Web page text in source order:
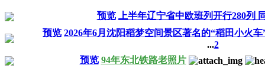
预览
上半年辽宁省中欧班列开行280列
预览 2026年6月沈阳稻梦空间景区著名的“稻田小火
...2
预览 94年东北铁路老照片